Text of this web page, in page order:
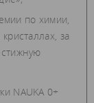
по химии,
за
NAUKA 0+